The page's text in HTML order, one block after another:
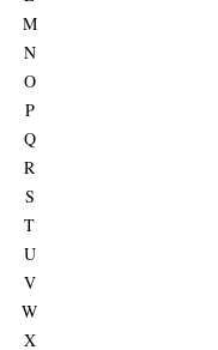
M
N
O
P
Q
R
S
T
U
V
W
X